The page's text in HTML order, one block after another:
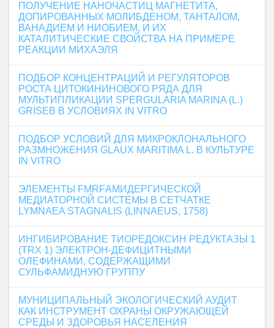
ПОЛУЧЕНИЕ НАНОЧАСТИЦ МАГНЕТИТА,
ДОПИРОВАННЫХ МОЛИБДЕНОМ, ТАНТАЛОМ,
ВАНАДИЕМ И НИОБИЕМ, И ИХ
КАТАЛИТИЧЕСКИЕ СВОЙСТВА НА ПРИМЕРЕ
РЕАКЦИИ МИХАЭЛЯ
ПОДБОР КОНЦЕНТРАЦИЙ И РЕГУЛЯТОРОВ
РОСТА ЦИТОКИНИНОВОГО РЯДА ДЛЯ
МУЛЬТИПЛИКАЦИИ SPERGULARIA MARINA (L.)
GRISEB В УСЛОВИЯХ IN VITRO
ПОДБОР УСЛОВИЙ ДЛЯ МИКРОКЛОНАЛЬНОГО
РАЗМНОЖЕНИЯ GLAUX MARITIMA L. В КУЛЬТУРЕ
IN VITRO
ЭЛЕМЕНТЫ FMRFАМИДЕРГИЧЕСКОЙ
МЕДИАТОРНОЙ СИСТЕМЫ В СЕТЧАТКЕ
LYMNAEA STAGNALIS (LINNAEUS, 1758)
ИНГИБИРОВАНИЕ ТИОРЕДОКСИН РЕДУКТАЗЫ 1
(TRX 1) ЭЛЕКТРОН-ДЕФИЦИТНЫМИ
ОЛЕФИНАМИ, СОДЕРЖАЩИМИ
СУЛЬФАМИДНУЮ ГРУППУ
МУНИЦИПАЛЬНЫЙ ЭКОЛОГИЧЕСКИЙ АУДИТ
КАК ИНСТРУМЕНТ ОХРАНЫ ОКРУЖАЮЩЕЙ
СРЕДЫ И ЗДОРОВЬЯ НАСЕЛЕНИЯ